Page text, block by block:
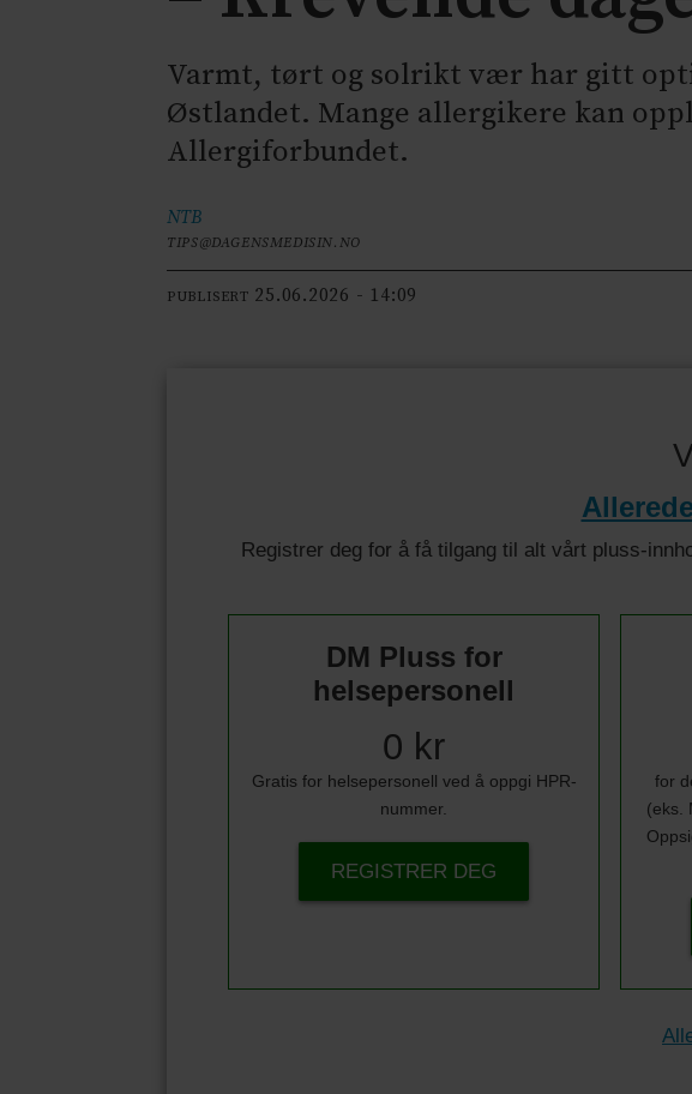
Varmt, tørt og solrikt vær har gitt
Østlandet. Mange allergikere kan
Allergiforbundet.
NTB
TIPS@DAGENSMEDISIN.NO
PUBLISERT 25.06.2026 - 14:09
Registrer deg for å få tilgang til alt vårt pluss-
DM Pluss for
helsepersonell
0 kr
Gratis for helsepersonell ved å oppgi HPR-
nummer.
REGISTRER DEG
for
(eks.